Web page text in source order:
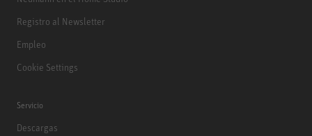
Registro al Newsletter
Empleo
Cookie Settings
Servicio
Descargas